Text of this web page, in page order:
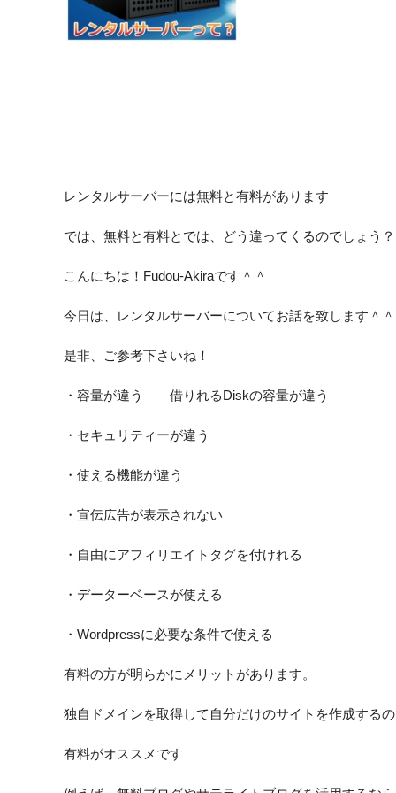
レンタルサーバーには無料と有料があります
では、無料と有料とでは、どう違ってくるのでしょう？
こんにちは！Fudou-Akiraです＾＾
今日は、レンタルサーバーについてお話を致します＾＾
是非、ご参考下さいね！
・容量が違う 借りれるDiskの容量が違う
・セキュリティーが違う
・使える機能が違う
・宣伝広告が表示されない
・自由にアフィリエイトタグを付けれる
・データーベースが使える
・Wordpressに必要な条件で使える
有料の方が明らかにメリットがあります。
独自ドメインを取得して自分だけのサイトを作成する
有料がオススメです